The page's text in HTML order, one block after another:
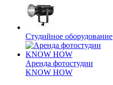
Студийное оборудование
Аренда фотостудии
KNOW HOW